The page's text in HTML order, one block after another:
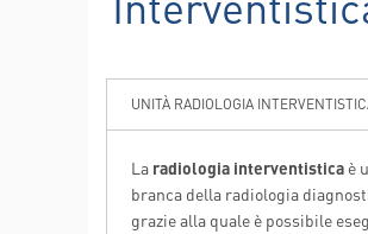
UNITÀ RADIOLOGIA
EQUIPE MEDICA
La radiologia interventistica è
branca della radiologia
grazie alla quale è possibile